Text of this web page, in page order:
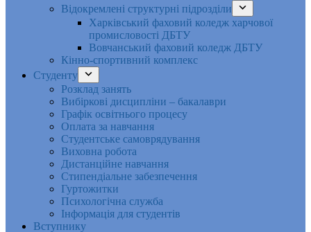
Відокремлені структурні підрозділи
Харківський фаховий коледж харчової
промисловості ДБТУ
Вовчанський фаховий коледж ДБТУ
Кінно-спортивний комплекс
Студенту
Розклад занять
Вибіркові дисципліни – бакалаври
Графік освітнього процесу
Оплата за навчання
Студентське самоврядування
Виховна робота
Дистанційне навчання
Стипендіальне забезпечення
Гуртожитки
Психологічна служба
Інформація для студентів
Вступнику